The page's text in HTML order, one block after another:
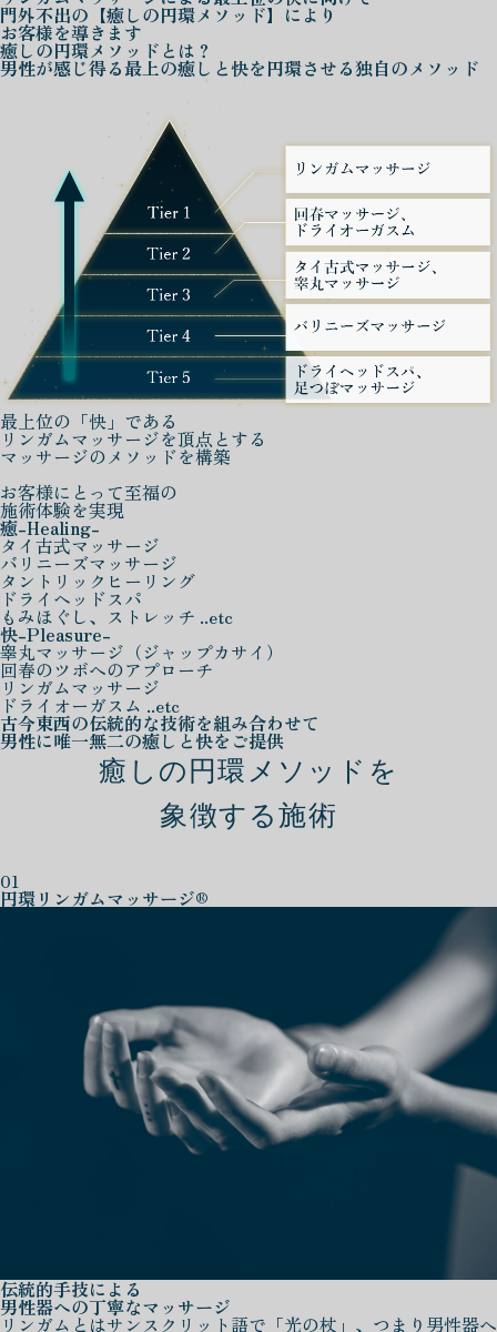
門外不出の 【癒しの円環メソッド】 により
お客様を導きます
癒しの円環メソッド とは？
男性が感じ得る最上の癒しと快を円環させる独自のメソッド
最上位の「快」である
リンガムマッサージを頂点とする
マッサージのメソッドを構築
お客様にとって至福の
施術体験を実現
癒-Healing-
タイ古式マッサージ
バリニーズマッサージ
タントリックヒーリング
ドライヘッドスパ
もみほぐし、ストレッチ ..etc
快-Pleasure-
睾丸マッサージ（ジャップカサイ）
回春のツボへのアプローチ
リンガムマッサージ
ドライオーガスム ..etc
古今東西の伝統的な技術を組み合わせて
男性に唯一無二の癒しと快をご提供
癒しの円環メソッドを
象徴する施術
01
円環リンガムマッサージ®
伝統的手技による
男性器への丁寧なマッサージ
リンガムとはサンスクリット語で「光の杖」、つまり男性器へ